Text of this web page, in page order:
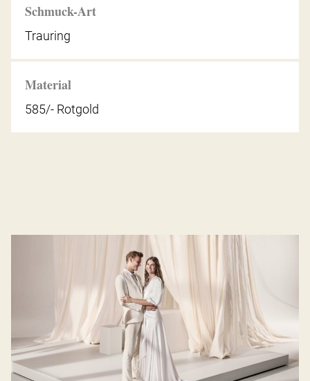
Schmuck-Art
Trauring
Material
585/- Rotgold